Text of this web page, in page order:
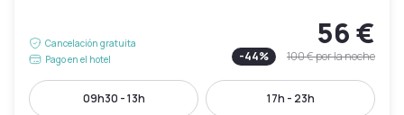
Cancelación gratuita
Pago en el hotel
56 €
-44% 100 €por la noche
09h30 - 13h 17h - 23h